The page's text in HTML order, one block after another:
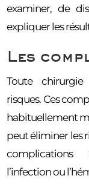
examiner, de
expliquer les
Les
Toute
risques. Ces
habituellement
peut éliminer les
complications
l’infection ou